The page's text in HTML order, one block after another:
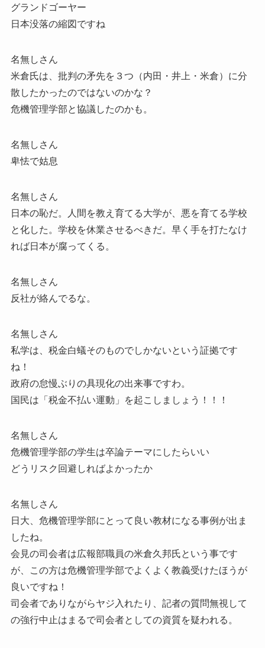
グランドゴーヤー
日本没落の縮図ですね
名無しさん
米倉氏は、批判の矛先を３つ（内田・井上・米倉）に分
散したかったのではないのかな？
危機管理学部と協議したのかも。
名無しさん
卑怯で姑息
名無しさん
日本の恥だ。人間を教え育てる大学が、悪を育てる学校
と化した。学校を休業させるべきだ。早く手を打たなけ
れば日本が腐ってくる。
名無しさん
反社が絡んでるな。
名無しさん
私学は、税金白蟻そのものでしかないという証拠です
ね！
政府の怠慢ぶりの具現化の出来事ですわ。
国民は「税金不払い運動」を起こしましょう！！！
名無しさん
危機管理学部の学生は卒論テーマにしたらいい
どうリスク回避しればよかったか
名無しさん
日大、危機管理学部にとって良い教材になる事例が出ま
したね。
会見の司会者は広報部職員の米倉久邦氏という事です
が、この方は危機管理学部でよくよく教義受けたほうが
良いですね！
司会者でありながらヤジ入れたり、記者の質問無視して
の強行中止はまるで司会者としての資質を疑われる。